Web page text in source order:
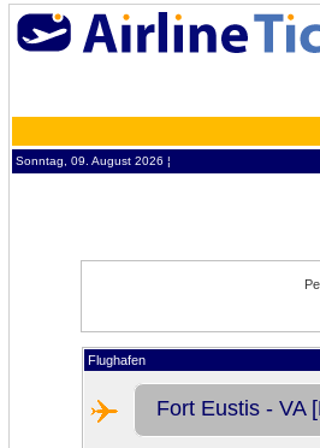
Sonntag, 09. August 2026 ¦
Flughafen
Fort Eustis - VA